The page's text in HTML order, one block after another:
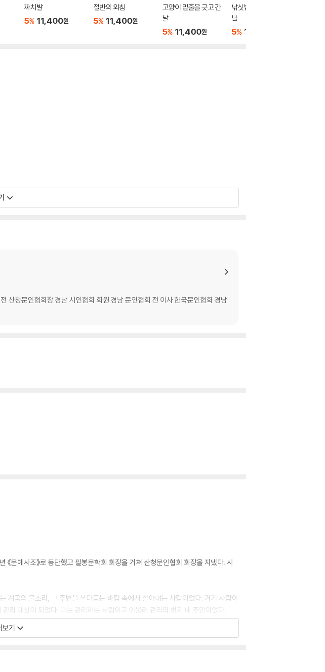
까치발
5% 11,400원
절반의 외침
5% 11,400원
고양이 밑줄을 긋고 간
날
5% 11,400원
낚싯밥 올려주는 저물
녘
5% 11,400
산청문인협회장 경남 시인협회 회원 경남 문인협회 전 이사 한국문인협회 경남
문예사조》로 등단했고 필봉문학회 회장을 거쳐 산청문인협회 회장을 지냈다. 시
계곡의 물소리, 그 주변을 쓰다듬는 바람 속에서 살아내는 사람이었다. 거기 사람이
리 대상이 되었다. 그는 관리하는 사람이고 이울러 관리의 번지 내 주민이었다.
에서 생물들과 비 생물적인 환경이 밀접한 관계를 맺으며 서로 영향을 주고받는
보기